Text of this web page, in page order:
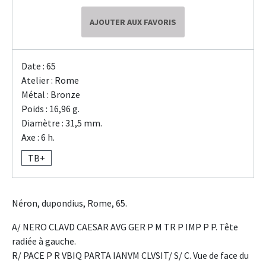
AJOUTER AUX FAVORIS
Date : 65
Atelier : Rome
Métal : Bronze
Poids : 16,96 g.
Diamètre : 31,5 mm.
Axe : 6 h.
TB+
Néron, dupondius, Rome, 65.
A/ NERO CLAVD CAESAR AVG GER P M TR P IMP P P. Tête
radiée à gauche.
R/ PACE P R VBIQ PARTA IANVM CLVSIT/ S/ C. Vue de face du